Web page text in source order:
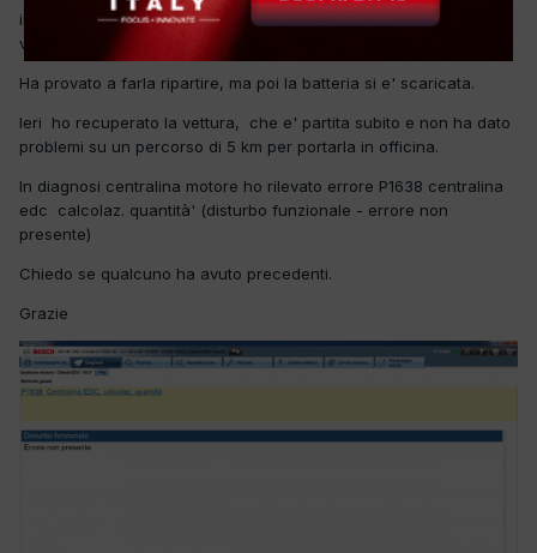
il cliente ha avuto il problema di spegnimento improvviso della
vettura mentre rallentava in prossimità' di una rotonda .
Ha provato a farla ripartire, ma poi la batteria si e' scaricata.
Ieri ho recuperato la vettura, che e' partita subito e non ha dato
problemi su un percorso di 5 km per portarla in officina.
In diagnosi centralina motore ho rilevato errore P1638 centralina
edc calcolaz. quantità' (disturbo funzionale - errore non
presente)
Chiedo se qualcuno ha avuto precedenti.
Grazie